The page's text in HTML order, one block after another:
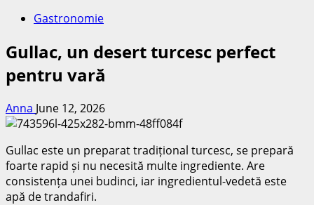
Gastronomie
Gullac, un desert turcesc perfect
pentru vară
Anna June 12, 2026
Gullac este un preparat tradițional turcesc, se prepară
foarte rapid și nu necesită multe ingrediente. Are
consistența unei budinci, iar ingredientul-vedetă este
apă de trandafiri.